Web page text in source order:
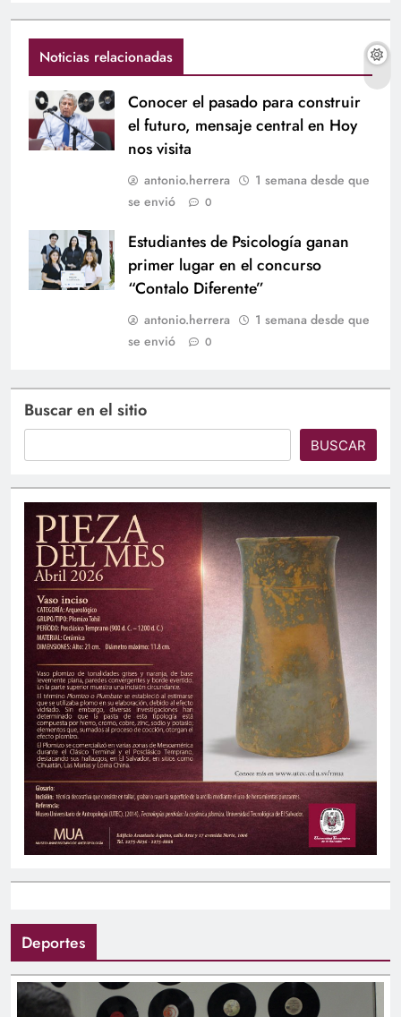
Noticias relacionadas
Conocer el pasado para construir
el futuro, mensaje central en Hoy
nos visita
antonio.herrera
1 semana desde que
se envió
0
Estudiantes de Psicología ganan
primer lugar en el concurso
“Contalo Diferente”
antonio.herrera
1 semana desde que
se envió
0
Buscar en el sitio
BUSCAR
Deportes